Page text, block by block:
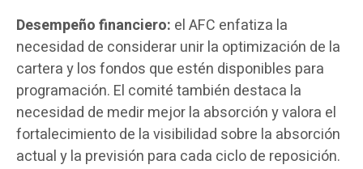
Desempeño financiero: el AFC enfatiza la
necesidad de considerar unir la optimización de la
cartera y los fondos que estén disponibles para
programación. El comité también destaca la
necesidad de medir mejor la absorción y valora el
fortalecimiento de la visibilidad sobre la absorción
actual y la previsión para cada ciclo de reposición.